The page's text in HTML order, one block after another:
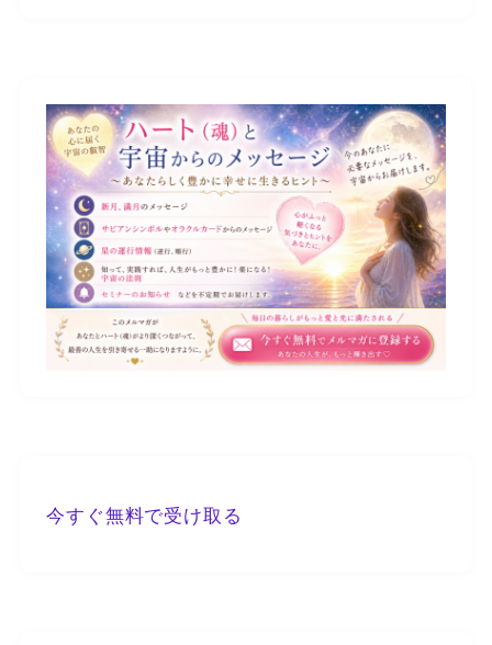
今すぐ無料で受け取る